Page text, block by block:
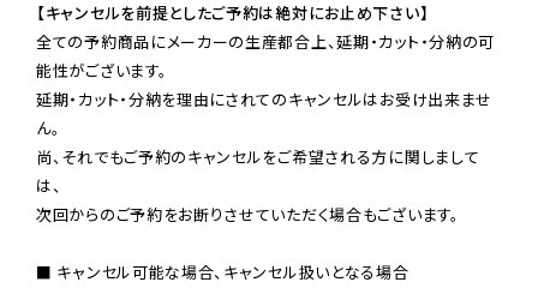
【キャンセルを前提としたご予約は絶対にお止め下さい】
全ての予約商品にメーカーの生産都合上、延期・カット・分納の可
能性がございます。
延期・カット・分納を理由にされてのキャンセルはお受け出来ませ
ん。
尚、それでもご予約のキャンセルをご希望される方に関しまして
は、
次回からのご予約をお断りさせていただく場合もございます。
■ キャンセル可能な場合、キャンセル扱いとなる場合